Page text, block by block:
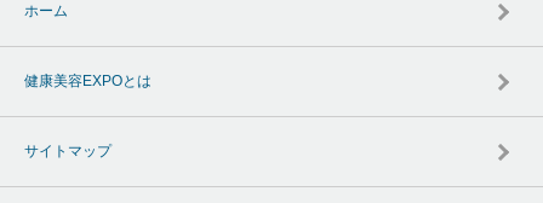
ホーム
健康美容EXPOとは
サイトマップ